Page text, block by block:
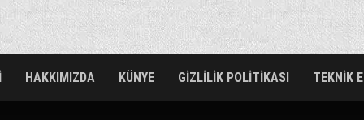
HAKKIMIZDA KÜNYE GİZLİLİK POLİTİKASI TEKNİK